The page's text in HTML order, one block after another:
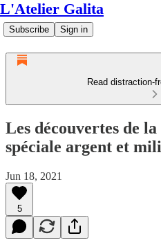
L'Atelier Galita
Subscribe Sign in
Read distraction-
Les découvertes de
spéciale argent et
Jun 18, 2021
5